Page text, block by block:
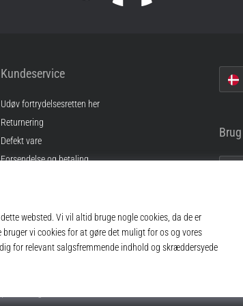
Kundeservice
Udøv fortrydelsesretten her
Returnering
Defekt vare
Forsendelse og betaling
Ofte stillede spørgsmål
Privatlivspolitik